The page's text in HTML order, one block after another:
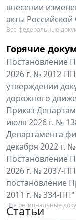
внесении
акты
Все федеральные
Горячие
Постановление
2026 г. № 2012-
утверждении
дорожного
Приказ
июля 2026 г. №
Департамента
декабря 2022 г.
Постановление
2026 г. № 2037-
постановление
2011 г. № 334-ПП"
Все региональные
Статьи